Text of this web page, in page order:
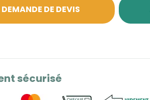
DEMANDE DE DEVIS
sécurisé